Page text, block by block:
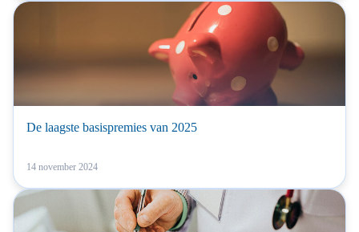
De laagste basispremies van 2025
14 november 2024